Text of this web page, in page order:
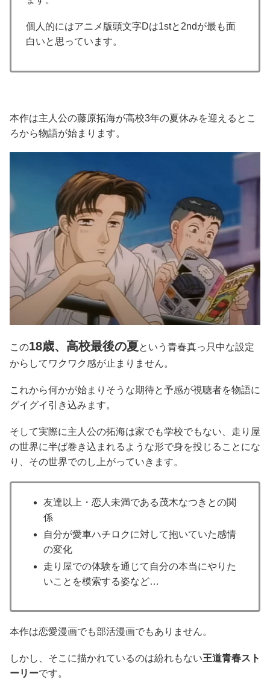
個人的にはアニメ版頭文字Dは1stと2ndが最も面
白いと思っています。
本作は主人公の藤原拓海が高校3年の夏休みを迎えるとこ
ろから物語が始まります。
この18歳、高校最後の夏という青春真っ只中な設定
からしてワクワク感が止まりません。
これから何かが始まりそうな期待と予感が視聴者を物語に
グイグイ引き込みます。
そして実際に主人公の拓海は家でも学校でもない、走り屋
の世界に半ば巻き込まれるような形で身を投じることにな
り、その世界でのし上がっていきます。
友達以上・恋人未満である茂木なつきとの関
係
自分が愛車ハチロクに対して抱いていた感情
の変化
走り屋での体験を通じて自分の本当にやりた
いことを模索する姿など…
本作は恋愛漫画でも部活漫画でもありません。
しかし、そこに描かれているのは紛れもない王道青春スト
ーリーです。